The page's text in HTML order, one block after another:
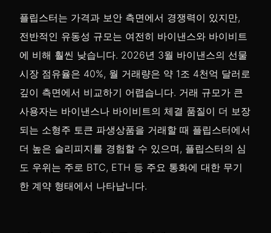
플립스터는 가격과 보안 측면에서 경쟁력이 있지만,
전반적인 유동성 규모는 여전히 바이낸스와 바이비트
에 비해 훨씬 낮습니다. 2026년 3월 바이낸스의 선물
시장 점유율은 40%, 월 거래량은 약 1조 4천억 달러로
깊이 측면에서 비교하기 어렵습니다. 거래 규모가 큰
사용자는 바이낸스나 바이비트의 체결 품질이 더 보장
되는 소형주 토큰 파생상품을 거래할 때 플립스터에서
더 높은 슬리피지를 경험할 수 있으며, 플립스터의 심
도 우위는 주로 BTC, ETH 등 주요 통화에 대한 무기
한 계약 형태에서 나타납니다.